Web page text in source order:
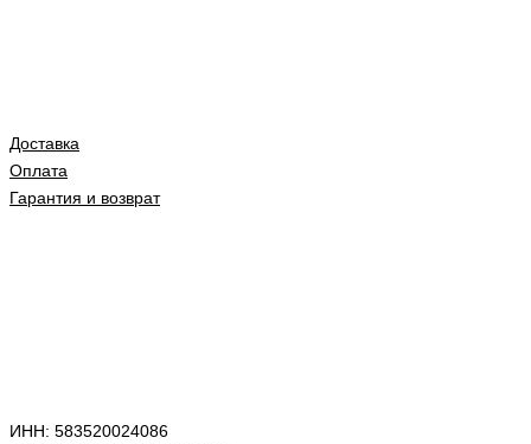
Доставка
Оплата
Гарантия и возврат
ИНН: 583520024086